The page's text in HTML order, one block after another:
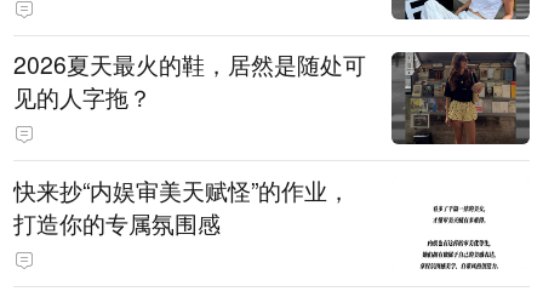
2026夏天最火的鞋，居然是随处可
见的人字拖？
快来抄“内娱审美天赋怪”的作业，
打造你的专属氛围感